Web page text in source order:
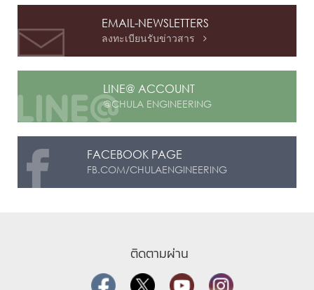
EMAIL-NEWSLETTERS
ลงทะเบียนรับข่าวสาร 
LINE@ ACCOUNT
@CHULA ENGINEERING
FACEBOOK PAGE
FB.COM/CHULAENGINEERING
ติดตามผ่าน